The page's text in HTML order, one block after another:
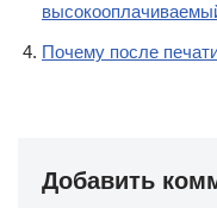
Почему после
Добавить